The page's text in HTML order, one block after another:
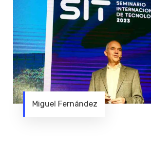
Miguel Fernández